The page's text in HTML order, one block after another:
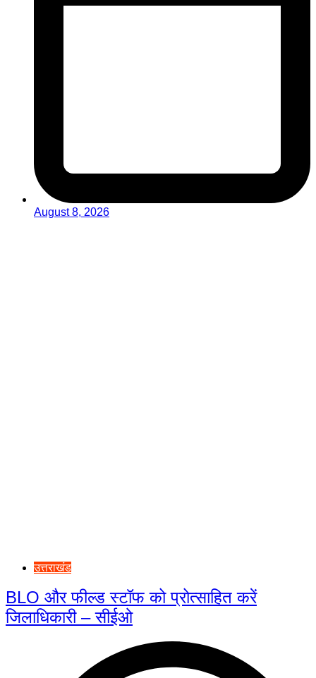
August 8, 2026
उत्तराखंड
BLO और फील्ड स्टॉफ को प्रोत्साहित करें
जिलाधिकारी – सीईओ